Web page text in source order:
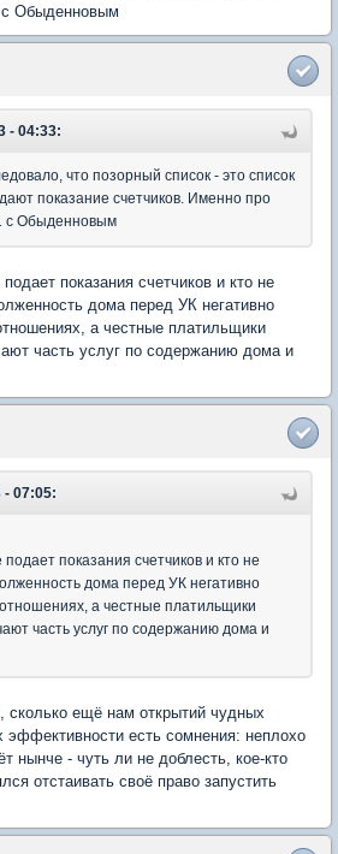
с Обыденновым
- 04:33:
что позорный список - это список
показание счетчиков. Именно про
с Обыденновым
показания счетчиков и кто не
дома перед УК негативно
а честные платильщики
часть услуг по содержанию дома и
- 07:05:
показания счетчиков и кто не
дома перед УК негативно
а честные платильщики
часть услуг по содержанию дома и
ещё нам открытий чудных
эффективности есть сомнения: неплохо
нынче - чуть ли не доблесть, кое-кто
отстаивать своё право запустить